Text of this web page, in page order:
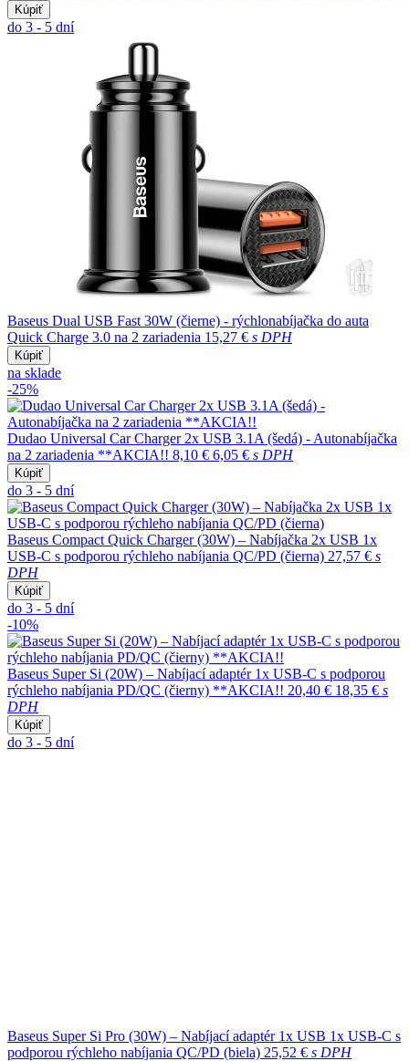
Kúpiť
do 3 - 5 dní
Baseus Dual USB Fast 30W (čierne) - rýchlonabíjačka do auta
Quick Charge 3.0 na 2 zariadenia 15,27 € s DPH
Kúpiť
na sklade
-25%
Dudao Universal Car Charger 2x USB 3.1A (šedá) - Autonabíjačka
na 2 zariadenia **AKCIA!! 8,10 € 6,05 € s DPH
Kúpiť
do 3 - 5 dní
Baseus Compact Quick Charger (30W) – Nabíjačka 2x USB 1x
USB-C s podporou rýchleho nabíjania QC/PD (čierna) 27,57 € s
DPH
Kúpiť
do 3 - 5 dní
-10%
Baseus Super Si (20W) – Nabíjací adaptér 1x USB-C s podporou
rýchleho nabíjania PD/QC (čierny) **AKCIA!! 20,40 € 18,35 € s
DPH
Kúpiť
do 3 - 5 dní
Baseus Super Si Pro (30W) – Nabíjací adaptér 1x USB 1x USB-C s
podporou rýchleho nabíjania QC/PD (biela) 25,52 € s DPH